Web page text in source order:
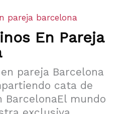
En Pareja
pareja Barcelona
cata de
BarcelonaEl mundo